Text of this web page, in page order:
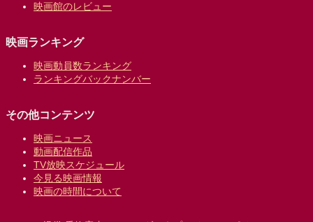
映画館のレビュー
映画ランキング
映画動員数ランキング
ランキングバックナンバー
その他コンテンツ
映画ニュース
動画配信作品
TV放映スケジュール
今見る映画情報
映画の時間について